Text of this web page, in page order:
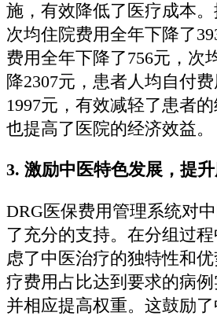
施，有效降低了医疗成本
次均住院费用全年下降了
费用全年下降了756元，次
降2307元，患者人均自付
1997元，有效减轻了患者
也提高了医院的经济效益。
3. 激励中医特色发展，提
DRG医保费用管理系统对
了充分的支持。在分组过
虑了中医治疗的独特性和
疗费用占比达到要求的病例
并相应提高权重。这鼓励